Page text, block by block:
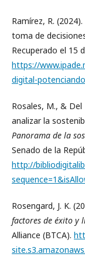
Ramírez, R.
toma de
Recuperado el 15
https://
digital-
Rosales, M., & Del
analizar la
Panorama de la
Senado de la
http://
Rosengard, J. K.
factores de éxito y
Alliance (BTCA).